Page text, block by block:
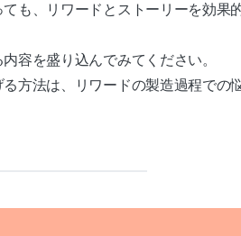
も、リワードとストーリーを効果
容を盛り込んでみてください。
方法は、リワードの製造過程での